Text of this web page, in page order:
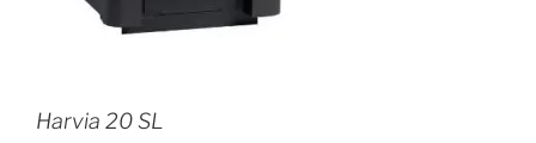
Harvia 20 SL